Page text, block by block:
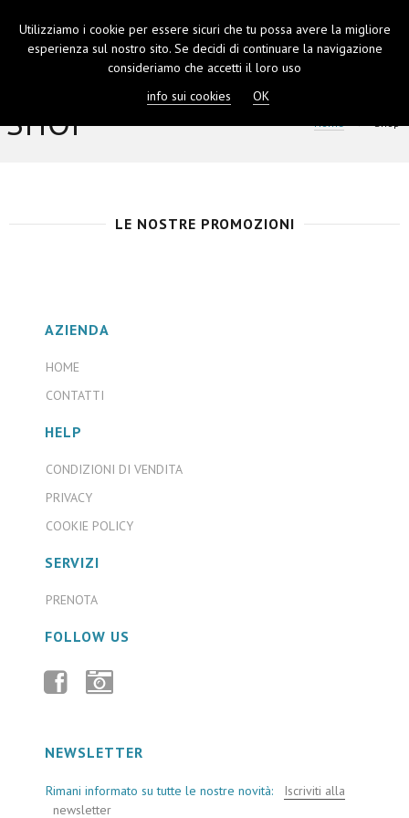
SHOP Home Shop
LE NOSTRE PROMOZIONI
AZIENDA
HOME
CONTATTI
HELP
CONDIZIONI DI VENDITA
PRIVACY
COOKIE POLICY
SERVIZI
PRENOTA
FOLLOW US
FACEBOOK
NEWSLETTER
Rimani informato su tutte le nostre novità:
Iscriviti alla
newsletter
Utilizziamo i cookie per essere sicuri che tu possa avere la migliore
esperienza sul nostro sito. Se decidi di continuare la navigazione
consideriamo che accetti il loro uso
info sui cookies
OK